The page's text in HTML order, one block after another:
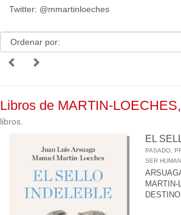
Twitter: @mmartinloeches
Libros de MARTIN-
libros.
EL
PASADO,
SER
MARTIN-
DESTINO